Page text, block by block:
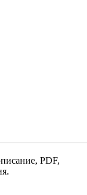
PDF,